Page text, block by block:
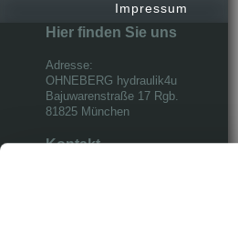
Impressum
Hier finden Sie uns
Adresse:
OHNEBERG hydraulik4u
Bajuwarenstraße 17 Rgb.
81825 München
Kontakt